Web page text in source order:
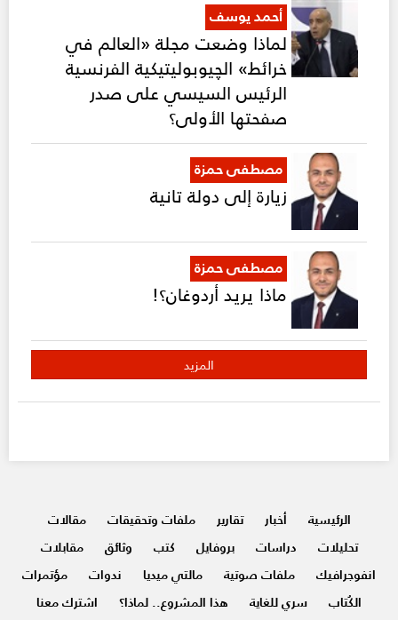
أحمد يوسف
لماذا وضعت مجلة «العالم في
خرائط» الچيوبوليتيكية الفرنسية
الرئيس السيسي على صدر
صفحتها الأولى؟
مصطفى حمزة
زيارة إلى دولة تانية
مصطفى حمزة
ماذا يريد أردوغان؟!
المزيد
الرئيسية أخبار تقارير ملفات وتحقيقات
مقالات
تحليلات
دراسات بروفايل كتب وثائق
مقابلات
انفوجرافيك
ملفات صوتية مالتي ميديا ندوات
مؤتمرات
الكُتاب
سري للغاية هذا المشروع.. لماذا؟
اشترك معنا